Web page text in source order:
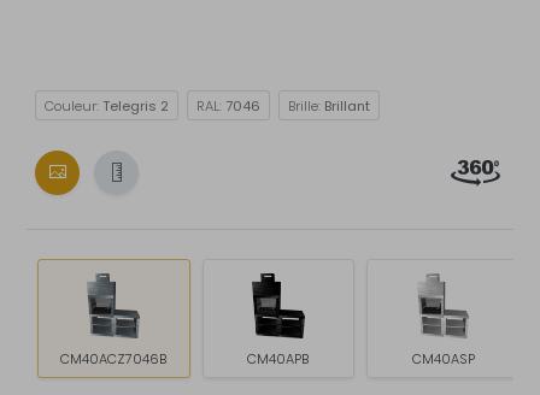
Couleur: Telegris 2 RAL:7046 Brille: Brillant
CM40ACZ7046B CM40APB CM40ASP